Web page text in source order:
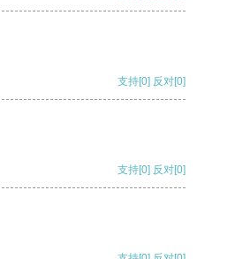
支持[0] 反对[0]
支持[0] 反对[0]